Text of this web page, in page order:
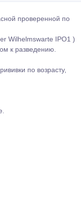
проверенной по
Wilhelmswarte IPO1 )
к разведению.
по возрасту,